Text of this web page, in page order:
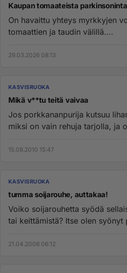
Kaupan tomaateista
On havaittu yhteys myrkkyjen
tomaattien ja taudin välillä.
29.03.2026 08:13
KASVISRUOKA
Mikä v**tu teitä vaivaa
Jos porkkananpurija kutsuu
miksi on vain rehuja tarjolla, ja
15.08.2010 15:47
KASVISRUOKA
tumma soijarouhe, auttakaa!
Voiko soijarouhetta syödä
tai keittämistä? Itse olen syönyt
21.04.2006 06:12